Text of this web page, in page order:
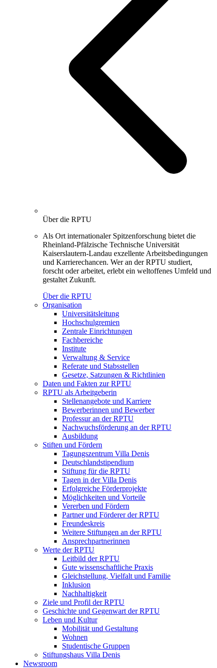
Über die RPTU
Als Ort internationaler Spitzenforschung bietet die
Rheinland-Pfälzische Technische Universität
Kaiserslautern-Landau exzellente Arbeitsbedingungen
und Karrierechancen. Wer an der RPTU studiert,
forscht oder arbeitet, erlebt ein weltoffenes Umfeld und
gestaltet Zukunft.
Über die RPTU
Organisation
Universitätsleitung
Hochschulgremien
Zentrale Einrichtungen
Fachbereiche
Institute
Verwaltung & Service
Referate und Stabsstellen
Gesetze, Satzungen & Richtlinien
Daten und Fakten zur RPTU
RPTU als Arbeitgeberin
Stellenangebote und Karriere
Bewerberinnen und Bewerber
Professur an der RPTU
Nachwuchsförderung an der RPTU
Ausbildung
Stiften und Fördern
Tagungszentrum Villa Denis
Deutschlandstipendium
Stiftung für die RPTU
Tagen in der Villa Denis
Erfolgreiche Förderprojekte
Möglichkeiten und Vorteile
Vererben und Fördern
Partner und Förderer der RPTU
Freundeskreis
Weitere Stiftungen an der RPTU
Ansprechpartnerinnen
Werte der RPTU
Leitbild der RPTU
Gute wissenschaftliche Praxis
Gleichstellung, Vielfalt und Familie
Inklusion
Nachhaltigkeit
Ziele und Profil der RPTU
Geschichte und Gegenwart der RPTU
Leben und Kultur
Mobilität und Gestaltung
Wohnen
Studentische Gruppen
Stiftungshaus Villa Denis
Newsroom